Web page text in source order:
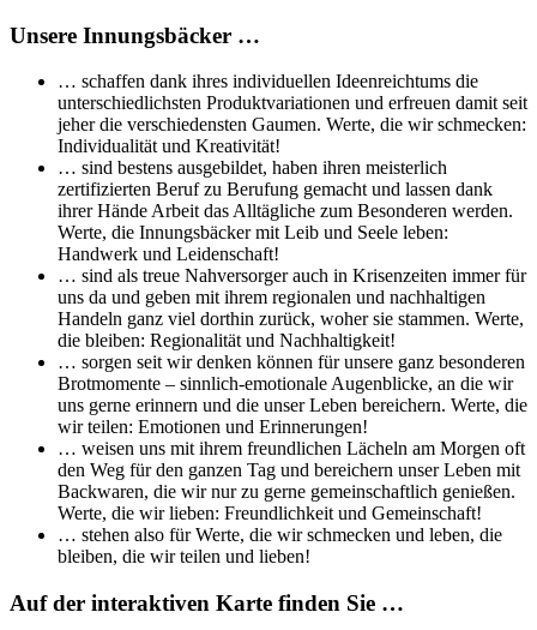
Unsere Innungsbäcker …
… schaffen dank ihres individuellen Ideenreichtums die
unterschiedlichsten Produktvariationen und erfreuen damit seit
jeher die verschiedensten Gaumen. Werte, die wir schmecken:
Individualität und Kreativität!
… sind bestens ausgebildet, haben ihren meisterlich
zertifizierten Beruf zu Berufung gemacht und lassen dank
ihrer Hände Arbeit das Alltägliche zum Besonderen werden.
Werte, die Innungsbäcker mit Leib und Seele leben:
Handwerk und Leidenschaft!
… sind als treue Nahversorger auch in Krisenzeiten immer für
uns da und geben mit ihrem regionalen und nachhaltigen
Handeln ganz viel dorthin zurück, woher sie stammen. Werte,
die bleiben: Regionalität und Nachhaltigkeit!
… sorgen seit wir denken können für unsere ganz besonderen
Brotmomente – sinnlich-emotionale Augenblicke, an die wir
uns gerne erinnern und die unser Leben bereichern. Werte, die
wir teilen: Emotionen und Erinnerungen!
… weisen uns mit ihrem freundlichen Lächeln am Morgen oft
den Weg für den ganzen Tag und bereichern unser Leben mit
Backwaren, die wir nur zu gerne gemeinschaftlich genießen.
Werte, die wir lieben: Freundlichkeit und Gemeinschaft!
… stehen also für Werte, die wir schmecken und leben, die
bleiben, die wir teilen und lieben!
Auf der interaktiven Karte finden Sie …